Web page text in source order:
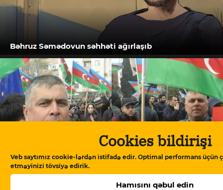
Cookies bildirişi
Veb saytımız cookie-lərdən istifadə edir. Optimal performans üçün
etməyinizi tövsiyə edirik.
Hamısını qəbul edin
Bəhruz Səmədovun səhhəti ağırlaşıb